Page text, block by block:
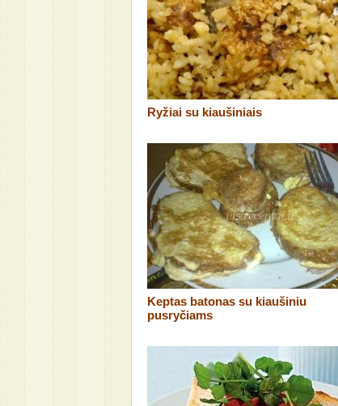
Ryžiai su kiaušiniais
Keptas batonas su kiaušiniu
pusryčiams